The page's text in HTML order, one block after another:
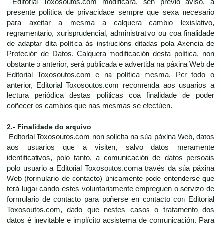
Editorial Toxosoutos.com modificará, sen previo aviso, a
presente política de privacidade sempre que sexa necesario
para axeitar a mesma a calquera cambio lexislativo,
regramentario, xurisprudencial, administrativo ou coa finalidade
de adaptar dita política ás instrucións ditadas pola Axencia de
Proteción de Datos. Calquera modificación desta política, non
obstante o anterior, será publicada e advertida na páxina Web de
Editorial Toxosoutos.com e na política mesma. Por todo o
anterior, Editorial Toxosoutos.com recomenda aos usuarios a
lectura periódica destas políticas coa finalidade de poder
coñecer os cambios que nas mesmas se efectúen.
2.- Finalidade do arquivo
Editorial Toxosoutos.com non solicita na súa páxina Web, datos
aos usuarios que a visiten, salvo datos meramente
identificativos, polo tanto, a comunicación de datos persoais
polo usuario a Editorial Toxosoutos.coma través da súa páxina
Web (formulario de contacto) únicamente pode entenderse que
terá lugar cando estes voluntariamente empreguen o servizo de
formulario de contacto para poñerse en contacto con Editorial
Toxosoutos.com, dado que nestes casos o tratamento dos
datos é inevitable e implícito aosistema de comunicación. Para